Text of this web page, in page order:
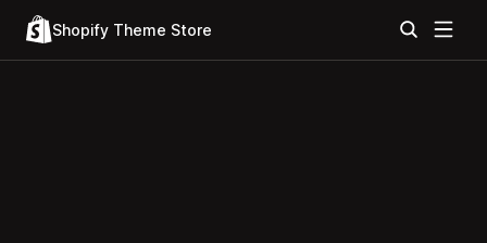
Shopify Theme Store